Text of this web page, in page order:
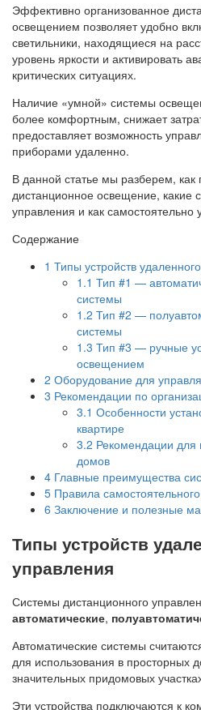
Эффективно организованное
освещением позволяет удобно
светильники, находящиеся на
уровень яркости и активировать
критических ситуациях.
Наличие «умной» системы
более комфортным, снижает
предоставляет возможность
приборами удаленно.
В данной статье мы разберем, как
дистанционное освещение, какие
управления и как самостоятельно
Содержание
1 Типы устройств
1.1 Тип #1 —
системы
1.2 Тип #2 —
системы
1.3 Тип #3 — ручные
освещением
2 Оборудование для
3 Рекомендации по
3.1 Особенности
квартире
3.2 Рекомендации для
домов
4 Главные преимущества
5 Правила
6 Заключение и полезные
Типы устройств
управления
Системы дистанционного
автоматические,
Автоматические системы
для использования в просторных
значительных придомовых
Эти устройства подключаются к